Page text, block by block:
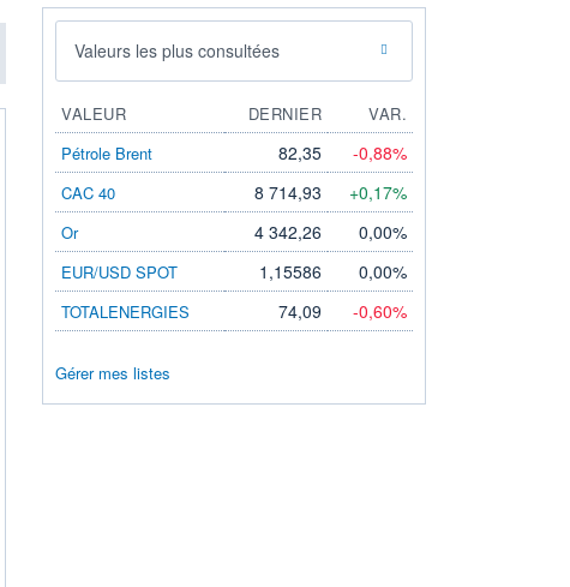
Valeurs les plus consultées
VALEUR DERNIER
VAR.
Pétrole Brent
82,35 -0,88%
CAC 40 8 714,93 +0,17%
Or 4 342,26 0,00%
EUR/USD SPOT 1,15586 0,00%
TOTALENERGIES 74,09 -0,60%
Gérer mes listes